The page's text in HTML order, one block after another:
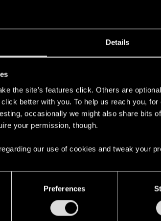
Details
the site’s features click. Others are
better with you. To help us reach you,
occasionally we might also share bits
your permission, though.
our use of cookies and tweak your
Preferences
de REDstreams où nous nous
des développeurs.
invités Filip Downar, expert en
découvrir ce que l'on ressent
h :